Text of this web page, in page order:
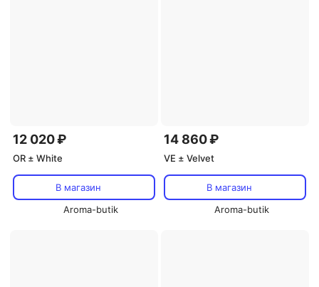
12 020 ₽
OR ± White
В магазин
Aroma-butik
14 860 ₽
VE ± Velvet
В магазин
Aroma-butik